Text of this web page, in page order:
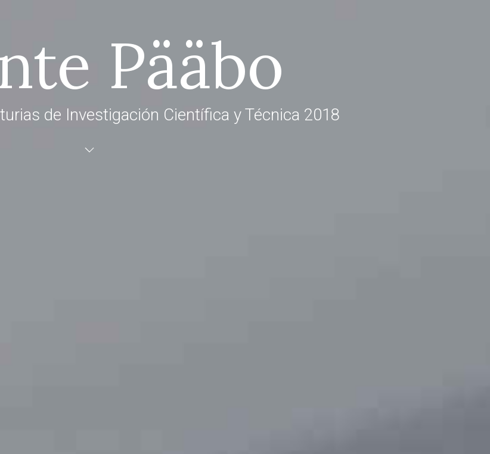
Pääbo
de Investigación Científica y Técnica 2018